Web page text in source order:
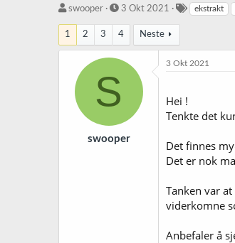
T
å
d
swooper
S
a
r
t
3 Okt 2021
k
ekstrakt
1 2 3 4 Neste
S
swooper
3 Okt 2021
Hei !
Tenkte det
Det finnes
Det er nok
Tanken var
viderkomne
Anbefaler å